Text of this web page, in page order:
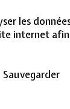
les
internet
Sauvegarder